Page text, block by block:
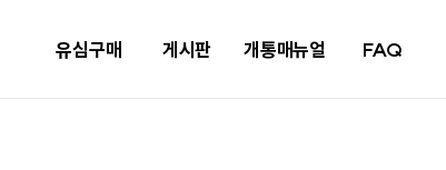
유심구매 게시판 개통매뉴얼 FAQ